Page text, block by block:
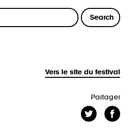
Vers le site du festival
Partager